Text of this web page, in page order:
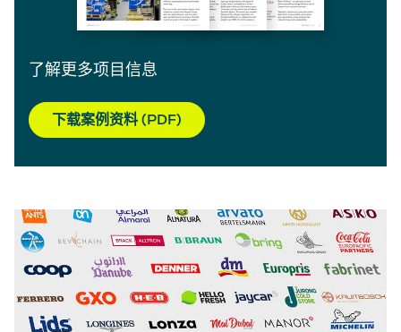
了解更多项目信息
下载案例资料 (PDF)